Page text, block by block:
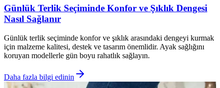
Günlük Terlik Seçiminde Konfor ve Şıklık Dengesi
Nasıl Sağlanır
Günlük terlik seçiminde konfor ve şıklık arasındaki dengeyi kurmak
için malzeme kalitesi, destek ve tasarım önemlidir. Ayak sağlığını
koruyan modellerle gün boyu rahatlık sağlayın.
Daha fazla bilgi edinin